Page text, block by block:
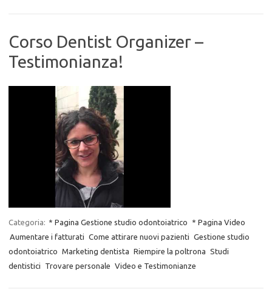
Corso Dentist Organizer –
Testimonianza!
Categoria: * Pagina Gestione studio odontoiatrico
* Pagina Video
Aumentare i fatturati Come attirare nuovi pazienti Gestione studio
odontoiatrico Marketing dentista Riempire la poltrona Studi
dentistici
Trovare personale Video e Testimonianze